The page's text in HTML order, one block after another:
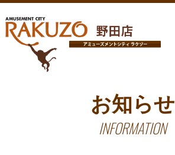
お知らせ
INFORMATION